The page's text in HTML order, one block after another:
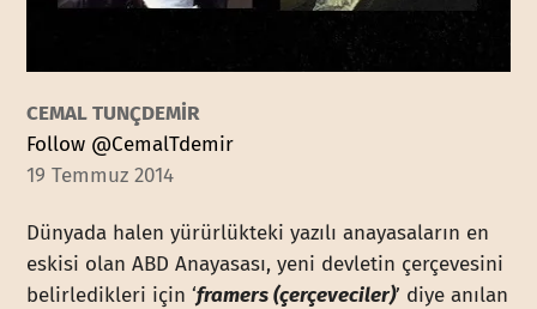
CEMAL TUNÇDEMİR
Follow @CemalTdemir
19 Temmuz 2014
Dünyada halen yürürlükteki yazılı anayasaların en
eskisi olan ABD Anayasası, yeni devletin çerçevesini
belirledikleri için ‘framers (çerçeveciler)’ diye anılan